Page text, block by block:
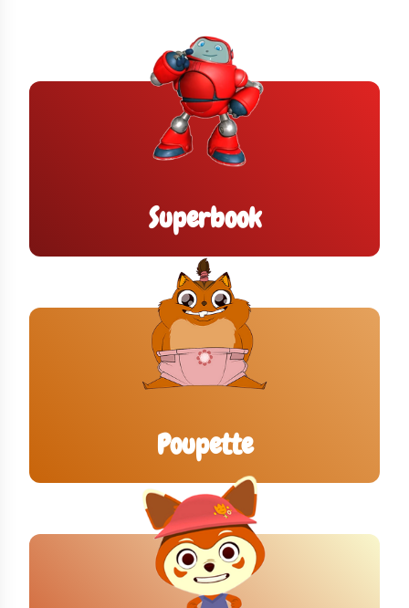
Superbook
Poupette